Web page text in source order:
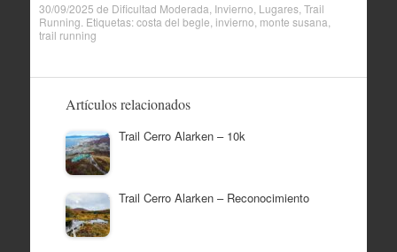
30/09/2025 de Dificultad Moderada Invierno Lugares, Trail
Running . Etiquetas:costa del begle invierno monte susana
trail running
Artículos relacionados
Trail Cerro Alarken – 10k
Trail Cerro Alarken – Reconocimiento